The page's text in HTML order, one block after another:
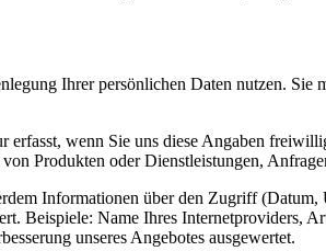
Ihrer persönlichen Daten nutzen.
erfasst, wenn Sie uns diese Angaben
Produkten oder Dienstleistungen,
Informationen über den Zugriff
Beispiele: Name Ihres Internetproviders,
unseres Angebotes ausgewertet.